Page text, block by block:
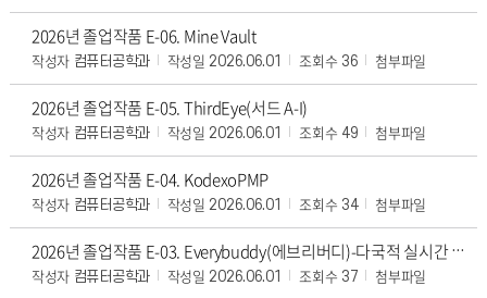
2026년 졸업작품 E-06. Mine Vault
작성자 컴퓨터공학과 작성일 2026.06.01 조회수 36 첨부파일
2026년 졸업작품 E-05. ThirdEye(서드 A-I)
작성자 컴퓨터공학과 작성일 2026.06.01 조회수 49 첨부파일
2026년 졸업작품 E-04. KodexoPMP
작성자 컴퓨터공학과 작성일 2026.06.01 조회수 34 첨부파일
2026년 졸업작품 E-03. Everybuddy(에브리버디)-다국적 실시간 음성/영상 번역 메신저[우수상]
작성자 컴퓨터공학과 작성일 2026.06.01 조회수 37 첨부파일